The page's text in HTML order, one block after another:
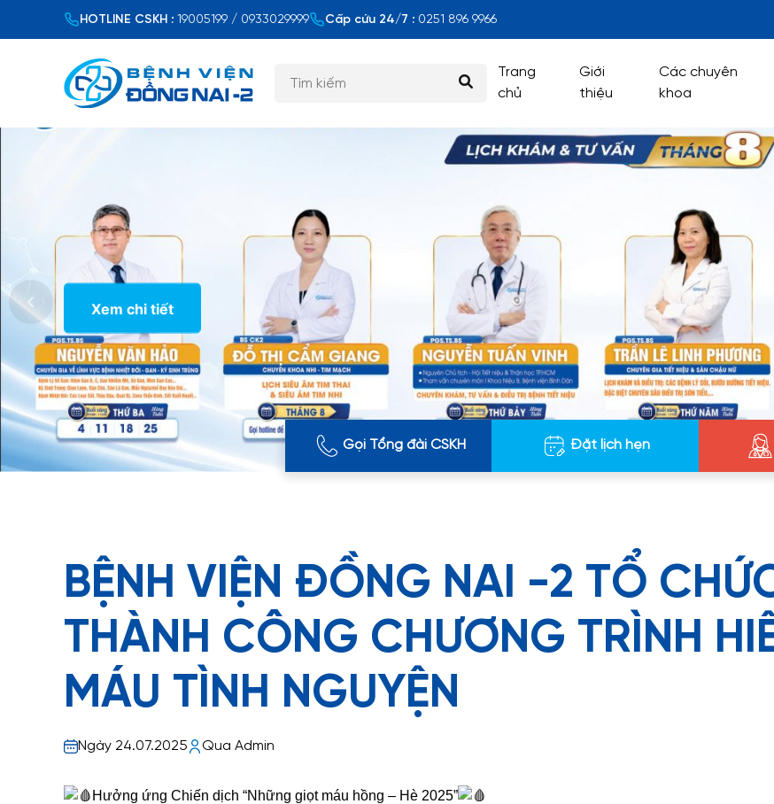
HOTLINE CSKH : 19005199 / 0933029999 Cấp cứu 24/7 : 0251 896 9966
Trang
chủ
Giới
thiệu
Các chuyên
khoa
Xem chi tiết
Gọi Tổng đài CSKH Đặt lịch hẹn
BỆNH VIỆN ĐỒNG NAI -2 TỔ
THÀNH CÔNG CHƯƠNG TRÌNH
MÁU TÌNH NGUYỆN
Ngày 24.07.2025 Qua Admin
Hưởng ứng Chiến dịch “Những giọt máu hồng – Hè 2025”